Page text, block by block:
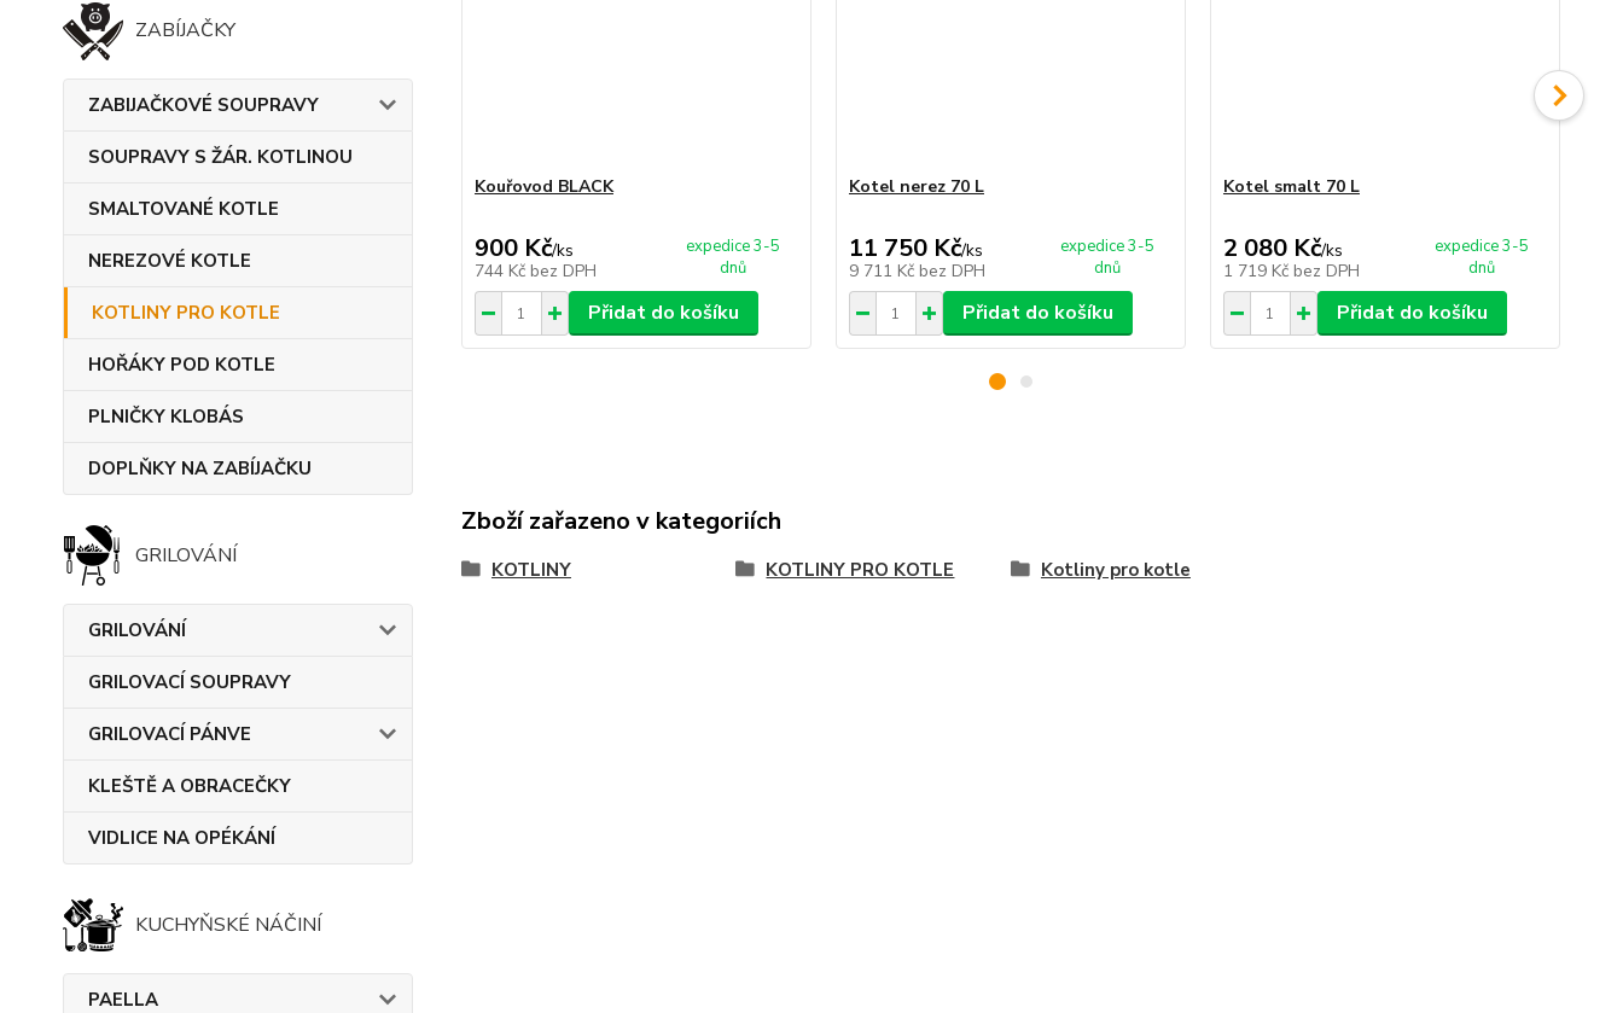
ZABÍJAČKY
ZABIJAČKOVÉ SOUPRAVY
SOUPRAVY S ŽÁR. KOTLINOU
SMALTOVANÉ KOTLE
NEREZOVÉ KOTLE
KOTLINY PRO KOTLE
HOŘÁKY POD KOTLE
PLNIČKY KLOBÁS
DOPLŇKY NA ZABÍJAČKU
GRILOVÁNÍ
GRILOVÁNÍ
GRILOVACÍ SOUPRAVY
GRILOVACÍ PÁNVE
KLEŠTĚ A OBRACEČKY
VIDLICE NA OPÉKÁNÍ
KUCHYŇSKÉ NÁČINÍ
PAELLA
Kouřovod BLACK
900 Kč/ks
744 Kč bez DPH
expedice 3-5
dnů
Přidat do košíku
Kotel nerez 70 L
11 750 Kč/ks
9 711 Kč bez DPH
expedice 3-5
dnů
Přidat do košíku
Kotel smalt 70 L
2 080 Kč/ks
1 719 Kč bez DPH
expedice 3-5
dnů
Přidat do košíku
Zboží zařazeno v kategoriích
KOTLINY KOTLINY PRO KOTLE Kotliny pro kotle